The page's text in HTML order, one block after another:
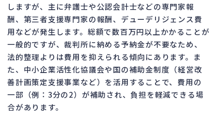
しますが、主に弁護士や公認会計士などの専門家報
酬、第三者支援専門家の報酬、デューデリジェンス費
用などが発生します。総額で数百万円以上かかることが
一般的ですが、裁判所に納める予納金が不要なため、
法的整理よりは費用を抑えられる傾向にあります。ま
た、中小企業活性化協議会や国の補助金制度（経営改
善計画策定支援事業など）を活用することで、費用の
一部（例：3分の2）が補助され、負担を軽減できる場
合があります。